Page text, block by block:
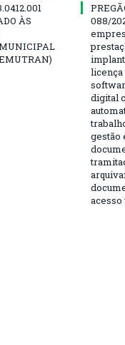
ÀS
088/
licença
digital
gestão
acesso